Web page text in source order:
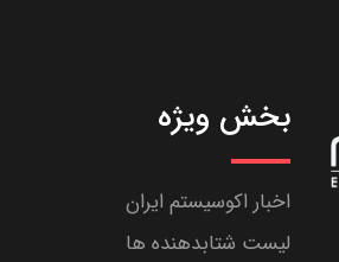
بخش ویژه
اخبار اکوسیستم ایران
لیست شتابدهنده ها